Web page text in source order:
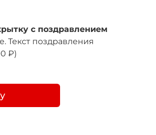
с поздравлением
Текст поздравления
₽)